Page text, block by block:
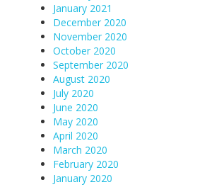
January 2021
December 2020
November 2020
October 2020
September 2020
August 2020
July 2020
June 2020
May 2020
April 2020
March 2020
February 2020
January 2020